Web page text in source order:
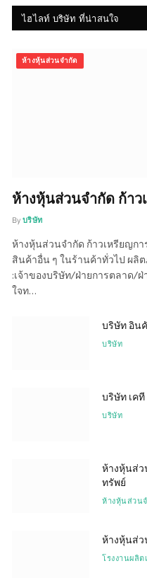
ไฮไลท์ บริษัท ที่น่าสนใจ
ห้างหุ้นส่วนจำกัด
ห้างหุ้นส่วนจำกัด ก้าว
By บริษัท
ห้างหุ้นส่วนจำกัด ก้าวเหรียญก
สินค้าอื่น ๆ ในร้านค้าทั่วไป ผ
:เจ้าของบริษัท/ฝ่ายการตลาด/
ใจท…
บริษัท อิน
บริษัท
บริษัท เคที
บริษัท
ห้างหุ้นส่ว
ทรัพย์
ห้างหุ้นส่วน
ห้างหุ้นส่ว
โรงงานผลิต